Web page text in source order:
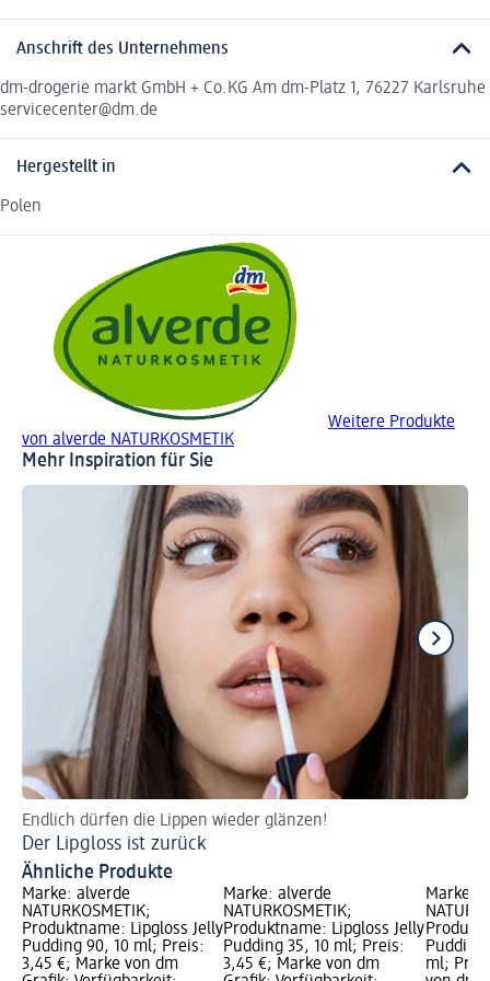
Anschrift des Unternehmens
dm-drogerie markt GmbH + Co.KG Am dm-Platz 1, 76227 Karlsruhe
servicecenter@dm.de
Hergestellt in
Polen
Weitere Produkte
von alverde NATURKOSMETIK
Mehr Inspiration für Sie
Endlich dürfen die Lippen wieder glänzen!
Der Lipgloss ist zurück
Ähnliche Produkte
Marke: alverde
NATURKOSMETIK;
Produktname: Lipgloss Jelly
Pudding 90, 10 ml; Preis:
3,45 €; Marke von dm
Marke: alverde
NATURKOSMETIK;
Produktname: Lipgloss Jelly
Pudding 35, 10 ml; Preis:
3,45 €; Marke von dm
Marke:
Pudding
ml;